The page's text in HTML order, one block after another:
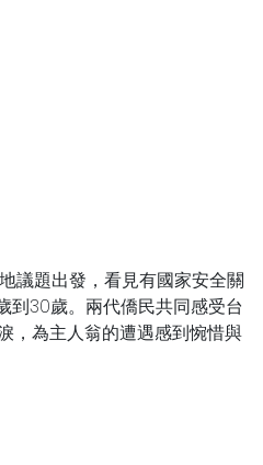
議題出發，看見有國家安全關
到30歲。兩代僑民共同感受台
，為主人翁的遭遇感到惋惜與